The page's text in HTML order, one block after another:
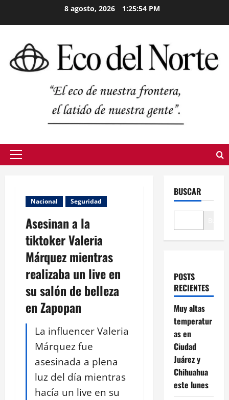
8 agosto, 2026 1:25:55 PM
Primary
Nacional Seguridad
Asesinan a la
tiktoker Valeria
Márquez mientras
realizaba un live en
su salón de belleza
en Zapopan
La influencer Valeria
Márquez fue
asesinada a plena
luz del día mientras
hacía un live en su
BUSCAR
POSTS
RECIENTES
Muy altas
temperatur
as en
Ciudad
Juárez y
Chihuahua
este lunes